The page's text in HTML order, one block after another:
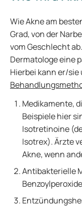
Wie Akne am
Grad, von der
vom Geschlecht
Dermatologe eine
Hierbei kann er/
Medikamente,
Beispiele hier
Isotretinoine
Isotrex). Ärzte
Akne, wenn
Antibakterielle